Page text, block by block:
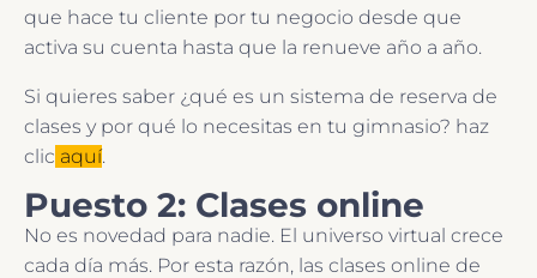
que hace tu cliente por tu negocio desde que
activa su cuenta hasta que la renueve año a año.
Si quieres saber ¿qué es un sistema de reserva de
clases y por qué lo necesitas en tu gimnasio? haz
clic aquí.
Puesto 2: Clases online
No es novedad para nadie. El universo virtual crece
cada día más. Por esta razón, las clases online de